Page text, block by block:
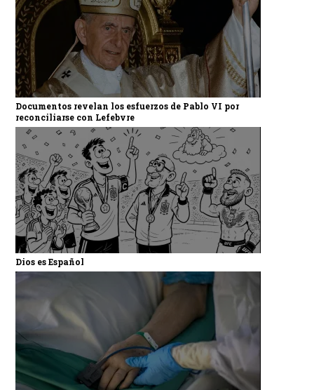
Documentos revelan los esfuerzos de Pablo VI por
reconciliarse con Lefebvre
Dios es Español